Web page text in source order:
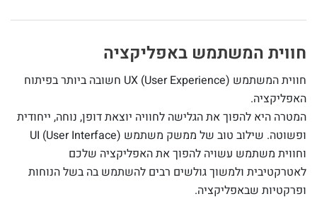
חווית המשתמש באפליקציה
חווית המשתמש (UX (User Experience חשובה ביותר בפיתוח
האפליקציה.
המטרה היא להפוך את הגלישה לחוויה יוצאת דופן, נוחה, ייחודית
ופשוטה. שילוב טוב של ממשק משתמש UI (User Interface)
וחווית משתמש עשויה להפוך את האפליקציה שלכם
לאטרקטיבית ולמשוך גולשים רבים להשתמש בה בשל הנוחות
ופרקטיות שבאפליקציה.